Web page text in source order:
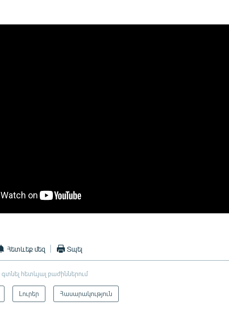
Հետևեք մեզ Տպել
հետևյալ բաժիններում
Լուրեր Հասարակություն